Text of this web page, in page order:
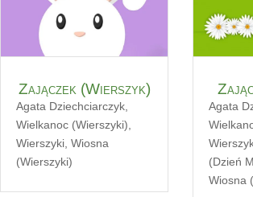
Zajączek (Wierszyk)
Agata Dziechciarczyk,
Wielkanoc (Wierszyki),
Wierszyki, Wiosna
(Wierszyki)
Agata
(Dzień
Wiosna